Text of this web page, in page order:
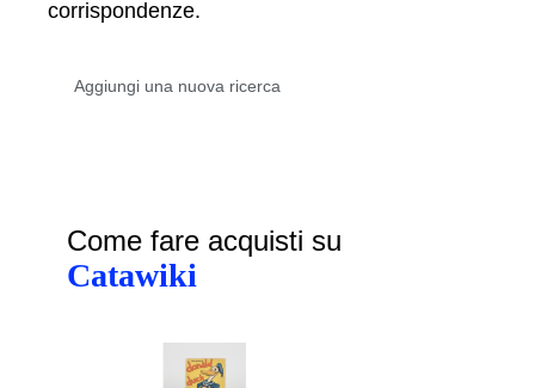
corrispondenze.
Come fare acquisti su
Catawiki